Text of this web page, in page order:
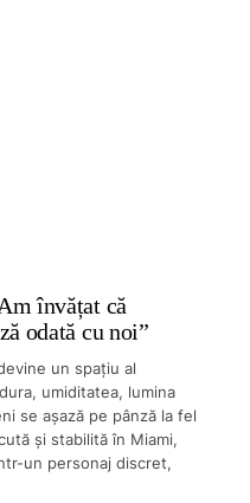
învățat că
odată cu noi”
un spațiu al
umiditatea, lumina
se așază pe pânză la fel
și stabilită în Miami,
un personaj discret,